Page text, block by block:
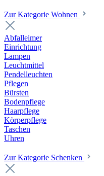
Zur Kategorie Wohnen
Abfalleimer
Einrichtung
Lampen
Leuchtmittel
Pendelleuchten
Pflegen
Bürsten
Bodenpflege
Haarpflege
Körperpflege
Taschen
Uhren
Zur Kategorie Schenken